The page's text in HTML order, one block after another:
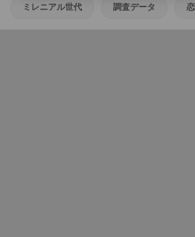
ミレニアル世代 調査データ